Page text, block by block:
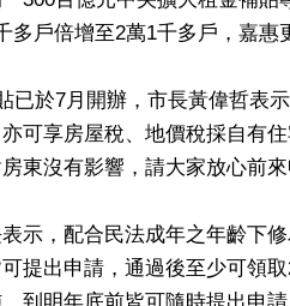
多戶倍增至2萬1千多戶，嘉惠
已於7月開辦，市長黃偉哲表
亦可享房屋稅、地價稅採自有
東沒有影響，請大家放心前來
示，配合民法成年之年齡下
提出申請，通過後至少可領